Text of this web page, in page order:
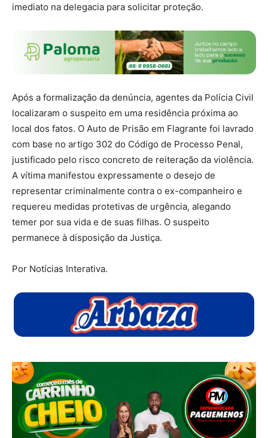
imediato na delegacia para solicitar proteção.
Após a formalização da denúncia, agentes da Polícia Civil
localizaram o suspeito em uma residência próxima ao
local dos fatos. O Auto de Prisão em Flagrante foi lavrado
com base no artigo 302 do Código de Processo Penal,
justificado pelo risco concreto de reiteração da violência.
A vítima manifestou expressamente o desejo de
representar criminalmente contra o ex-companheiro e
requereu medidas protetivas de urgência, alegando
temer por sua vida e de suas filhas. O suspeito
permanece à disposição da Justiça.
Por Notícias Interativa.